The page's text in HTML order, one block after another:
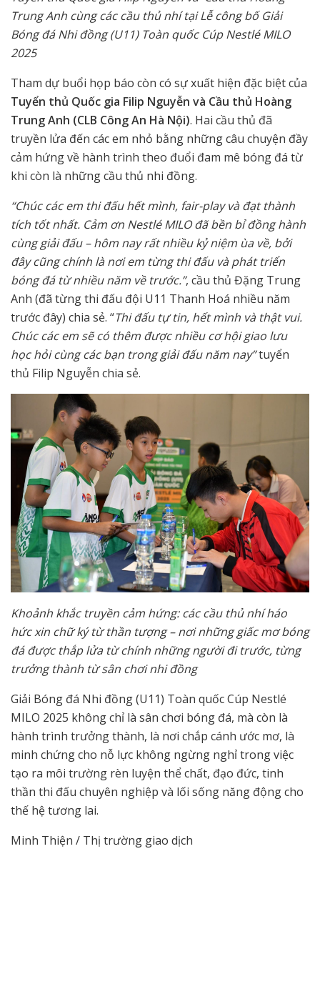
Trung Anh cùng các cầu thủ nhí tại Lễ công bố Giải
Bóng đá Nhi đồng (U11) Toàn quốc Cúp Nestlé MILO
2025
Tham dự buổi họp báo còn có sự xuất hiện đặc biệt của
Tuyển thủ Quốc gia Filip Nguyễn và Cầu thủ Hoàng
Trung Anh (CLB Công An Hà Nội). Hai cầu thủ đã
truyền lửa đến các em nhỏ bằng những câu chuyện đầy
cảm hứng về hành trình theo đuổi đam mê bóng đá từ
khi còn là những cầu thủ nhi đồng.
“Chúc các em thi đấu hết mình, fair-play và đạt thành
tích tốt nhất. Cảm ơn Nestlé MILO đã bền bỉ đồng hành
cùng giải đấu – hôm nay rất nhiều kỷ niệm ùa về, bởi
đây cũng chính là nơi em từng thi đấu và phát triển
bóng đá từ nhiều năm về trước.”, cầu thủ Đặng Trung
Anh (đã từng thi đấu đội U11 Thanh Hoá nhiều năm
trước đây) chia sẻ. “Thi đấu tự tin, hết mình và thật vui.
Chúc các em sẽ có thêm được nhiều cơ hội giao lưu
học hỏi cùng các bạn trong giải đấu năm nay”tuyển
thủ Filip Nguyễn chia sẻ.
Khoảnh khắc truyền cảm hứng: các cầu thủ nhí háo
hức xin chữ ký từ thần tượng – nơi những giấc mơ bóng
đá được thắp lửa từ chính những người đi trước, từng
trưởng thành từ sân chơi nhi đồng
Giải Bóng đá Nhi đồng (U11) Toàn quốc Cúp Nestlé
MILO 2025 không chỉ là sân chơi bóng đá, mà còn là
hành trình trưởng thành, là nơi chắp cánh ước mơ, là
minh chứng cho nỗ lực không ngừng nghỉ trong việc
tạo ra môi trường rèn luyện thể chất, đạo đức, tinh
thần thi đấu chuyên nghiệp và lối sống năng động cho
thế hệ tương lai.
Minh Thiện / Thị trường giao dịch